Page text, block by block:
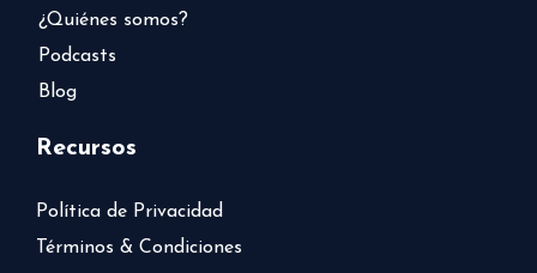
¿Quiénes somos?
Podcasts
Blog
Recursos
Política de Privacidad
Términos & Condiciones